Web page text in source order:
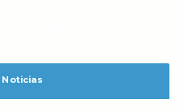
Noticias